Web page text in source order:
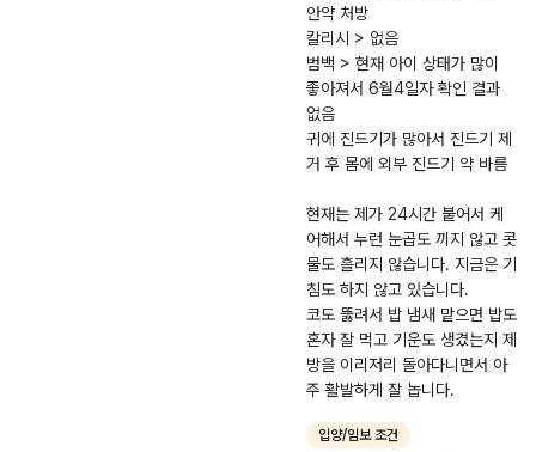
나 도망을 갈 줄 알았
습니다. 그런데 부르
는 소리를 듣더니 제
손으로 올라 왔습니
는 콧물 범벅에 피가
아주 연하게 살짝 묻
눈곱에 눈물 범벅, 귀
속은 시꺼멓고 발톱에
는 딱쟁이가 져 있
고….. 주변을 약 10
분간 왔다갔다 하면서
둘러보았지만 인도 바
로 옆은 교차로 도로
에 도로 대각선으로는
장 등등 어미나 형제
안약 처방
칼리시 > 없음
범백 > 현재 아이 상태가 많이
좋아져서 6월4일자 확인 결과
없음
귀에 진드기가 많아서 진드기 제
거 후 몸에 외부 진드기 약 바름
현재는 제가 24시간 붙어서 케
어해서 누런 눈곱도 끼지 않고 콧
물도 흘리지 않습니다. 지금은 기
침도 하지 않고 있습니다.
코도 뚫려서 밥 냄새 맡으면 밥도
혼자 잘 먹고 기운도 생겼는지 제
방을 이리저리 돌아다니면서 아
주 활발하게 잘 놉니다.
입양/임보 조건